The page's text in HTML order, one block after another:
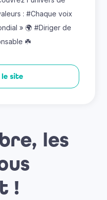
: #Chaque voix
» 🌍 #Diriger de
☘️
site
les
!